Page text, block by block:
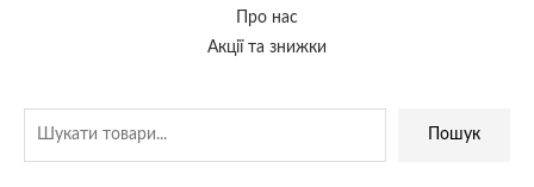
Про нас
Акції та знижки
Пошук